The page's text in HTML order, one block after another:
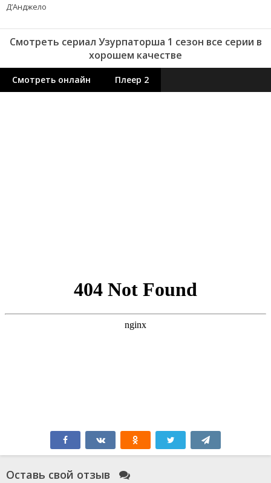
Д’Анджело
Смотреть сериал Узурпаторша 1 сезон все серии в
хорошем качестве
Смотреть онлайн Плеер 2
Оставь свой отзыв